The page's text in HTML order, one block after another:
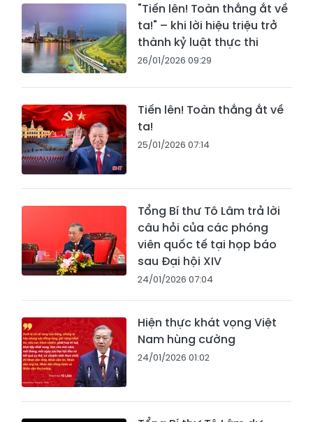
"Tiến lên! Toàn thắng ắt về
ta!" – khi lời hiệu triệu trở
thành kỷ luật thực thi
26/01/2026 09:29
Tiến lên! Toàn thắng ắt về
ta!
25/01/2026 07:14
Tổng Bí thư Tô Lâm trả lời
câu hỏi của các phóng
viên quốc tế tại họp báo
sau Đại hội XIV
24/01/2026 07:04
Hiện thực khát vọng Việt
Nam hùng cường
24/01/2026 01:02